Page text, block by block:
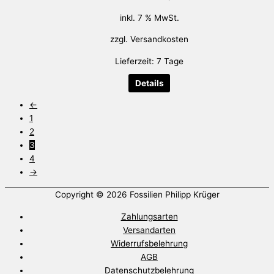
inkl. 7 % MwSt.
zzgl. Versandkosten
Lieferzeit: 7 Tage
Details
←
1
2
3
4
→
Copyright © 2026 Fossilien Philipp Krüger
Zahlungsarten
Versandarten
Widerrufsbelehrung
AGB
Datenschutzbelehrung